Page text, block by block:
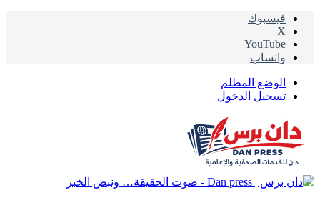
فيسبوك
‫X
‫YouTube
واتساب
الوضع المظلم
تسجيل الدخول